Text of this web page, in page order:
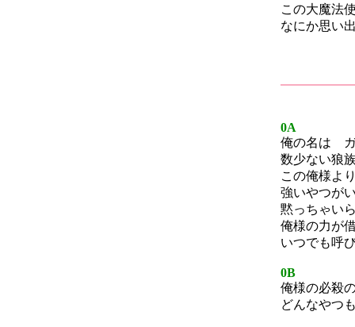
この大魔法
なにか思い
0A
俺の名は
数少ない狼
この俺様よ
強いやつが
黙っちゃい
俺様の力が
いつでも呼
0B
俺様の必殺
どんなやつ